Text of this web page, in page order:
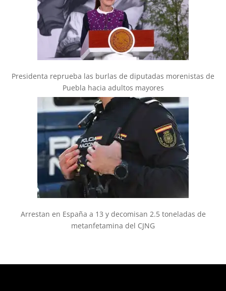
Presidenta reprueba las burlas de diputadas morenistas de
Puebla hacia adultos mayores
Arrestan en España a 13 y decomisan 2.5 toneladas de
metanfetamina del CJNG